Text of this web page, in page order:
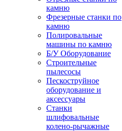
камню
Фрезерные станки по
камню
Полировальные
машины по камню
Б/У Оборудование
Строительные
пылесосы
Пескоструйное
оборудование и
аксессуары
Станки
шлифовальные
колено-рычажные